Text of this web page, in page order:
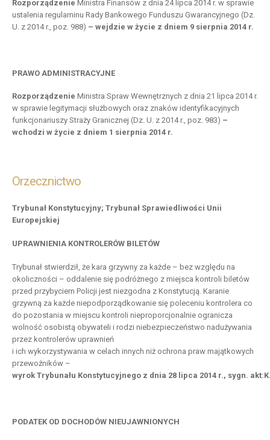
Rozporządzenie Ministra Finansów z dnia 24 lipca 2014 r. w sprawie
ustalenia regulaminu Rady Bankowego Funduszu Gwarancyjnego (Dz.
U. z 2014 r., poz. 988) – wejdzie w życie z dniem 9 sierpnia 2014 r.
PRAWO ADMINISTRACYJNE
Rozporządzenie Ministra Spraw Wewnętrznych z dnia 21 lipca 2014 r.
w sprawie legitymacji służbowych oraz znaków identyfikacyjnych
funkcjonariuszy Straży Granicznej (Dz. U. z 2014 r., poz. 983) –
wchodzi w życie z dniem 1 sierpnia 2014 r.
Orzecznictwo
Trybunał Konstytucyjny; Trybunał Sprawiedliwości Unii
Europejskiej
UPRAWNIENIA KONTROLERÓW BILETÓW
Trybunał stwierdził, że kara grzywny za każde – bez względu na
okoliczności – oddalenie się podróżnego z miejsca kontroli biletów
przed przybyciem Policji jest niezgodna z Konstytucją. Karanie
grzywną za każde niepodporządkowanie się poleceniu kontrolera co
do pozostania w miejscu kontroli nieproporcjonalnie ogranicza
wolność osobistą obywateli i rodzi niebezpieczeństwo nadużywania
przez kontrolerów uprawnień
i ich wykorzystywania w celach innych niż ochrona praw majątkowych
przewoźników –
wyrok Trybunału Konstytucyjnego z dnia 28 lipca 2014 r., sygn.
PODATEK OD DOCHODÓW NIEUJAWNIONYCH